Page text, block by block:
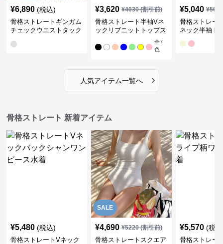
¥6,890 (税込)
骨格ストレートギンガム
チェックウエストタック
¥3,620 ¥4030(割引前)
骨格ストレート半袖Vネ
ックリブニットトップス
全7
色
¥5,040 ¥
骨格ストレー
ネック半袖ト
人気アイテム一覧へ ›
骨格ストレート 新着アイテム
¥5,480 (税込)
骨格ストレートVネック
SALE
¥4,690 ¥5220(割引前)
骨格ストレートスクエア
¥5,570 (税
骨格ストレー